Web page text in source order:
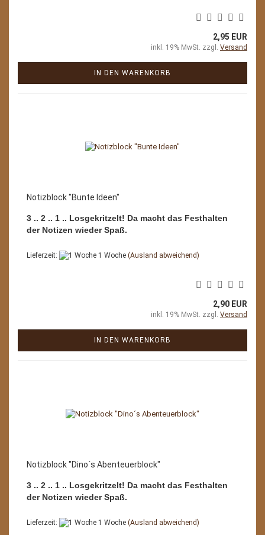
2,95 EUR
inkl. 19% MwSt. zzgl. Versand
IN DEN WARENKORB
Notizblock "Bunte Ideen"
3 .. 2 .. 1 .. Losgekritzelt! Da macht das Festhalten
der Notizen wieder Spaß.
Lieferzeit: 1 Woche (Ausland abweichend)
2,90 EUR
inkl. 19% MwSt. zzgl. Versand
IN DEN WARENKORB
Notizblock "Dino´s Abenteuerblock"
3 .. 2 .. 1 .. Losgekritzelt! Da macht das Festhalten
der Notizen wieder Spaß.
Lieferzeit: 1 Woche (Ausland abweichend)